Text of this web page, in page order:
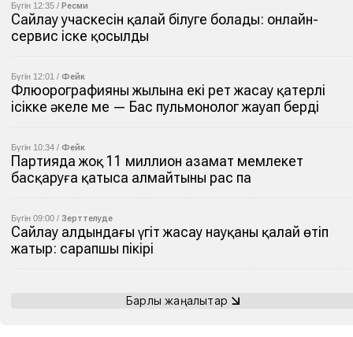
Бүгін 12:35 / Ресми
Сайлау учаскесін қалай білуге болады: онлайн-
сервис іске қосылды
Бүгін 12:01 / Фейк
Флюорографияны жылына екі рет жасау қатерлі
ісікке әкеле ме — Бас пульмонолог жауап берді
Бүгін 10:34 / Фейк
Партияда жоқ 11 миллион азамат мемлекет
басқаруға қатыса алмайтыны рас па
Бүгін 09:00 / Зерттелуде
Сайлау алдындағы үгіт жасау науқаны қалай өтіп
жатыр: сарапшы пікірі
Барлық жаңалықтар